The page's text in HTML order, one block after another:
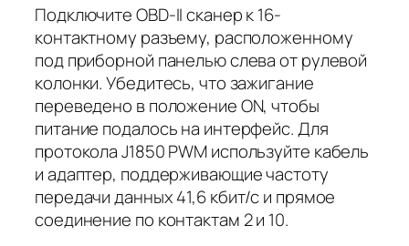
Подключите OBD-II сканер к 16-
контактному разъему, расположенному
под приборной панелью слева от рулевой
колонки. Убедитесь, что зажигание
переведено в положение ON, чтобы
питание подалось на интерфейс. Для
протокола J1850 PWM используйте кабель
и адаптер, поддерживающие частоту
передачи данных 41,6 кбит/с и прямое
соединение по контактам 2 и 10.